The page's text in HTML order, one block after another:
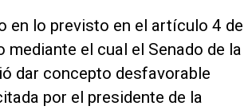
en lo previsto en el artículo 4 de
el cual el Senado de la
dar concepto desfavorable
por el presidente de la